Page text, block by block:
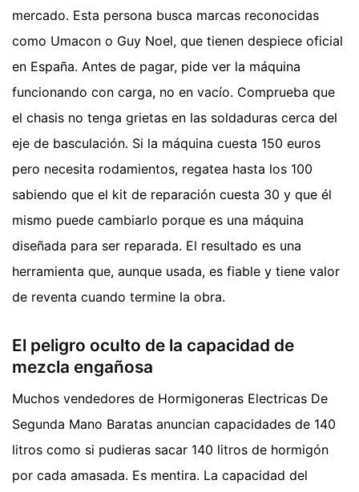
mercado. Esta persona busca marcas reconocidas
como Umacon o Guy Noel, que tienen despiece oficial
en España. Antes de pagar, pide ver la máquina
funcionando con carga, no en vacío. Comprueba que
el chasis no tenga grietas en las soldaduras cerca del
eje de basculación. Si la máquina cuesta 150 euros
pero necesita rodamientos, regatea hasta los 100
sabiendo que el kit de reparación cuesta 30 y que él
mismo puede cambiarlo porque es una máquina
diseñada para ser reparada. El resultado es una
herramienta que, aunque usada, es fiable y tiene valor
de reventa cuando termine la obra.
El peligro oculto de la capacidad de
mezcla engañosa
Muchos vendedores de Hormigoneras Electricas De
Segunda Mano Baratas anuncian capacidades de 140
litros como si pudieras sacar 140 litros de hormigón
por cada amasada. Es mentira. La capacidad del